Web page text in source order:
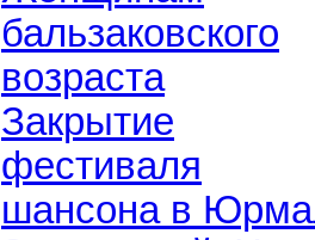
бальзаковского
возраста
Закрытие
фестиваля
шансона в